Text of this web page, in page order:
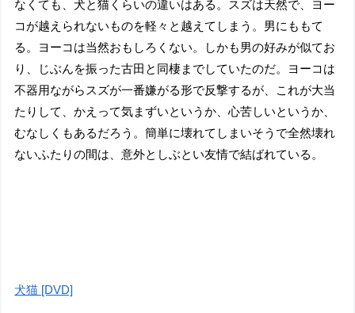
なくても、犬と猫くらいの違いはある。スズは天然で、ヨー
コが越えられないものを軽々と越えてしまう。男にももて
る。ヨーコは当然おもしろくない。しかも男の好みが似てお
り、じぶんを振った古田と同棲までしていたのだ。ヨーコは
不器用ながらスズが一番嫌がる形で反撃するが、これが大当
たりして、かえって気まずいというか、心苦しいというか、
むなしくもあるだろう。簡単に壊れてしまいそうで全然壊れ
ないふたりの間は、意外としぶとい友情で結ばれている。
犬猫 [DVD]